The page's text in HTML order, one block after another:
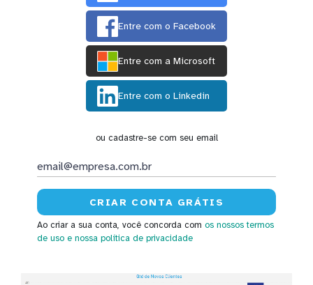
Entre com o Facebook
Entre com a Microsoft
Entre com o Linkedin
ou cadastre-se com seu email
Ao criar a sua conta, você concorda com os nossos termos
de uso e nossa política de privacidade